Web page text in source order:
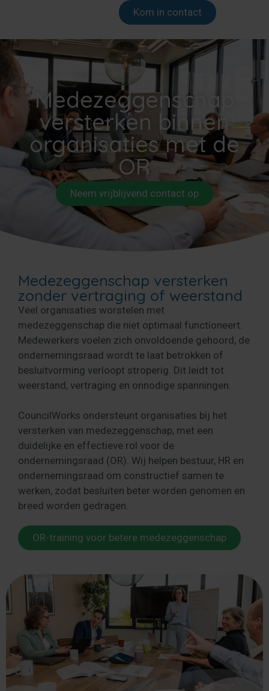
Kom in contact
Medezeggenschap
versterken binnen
organisaties met de
OR
Neem vrijblijvend contact op
Medezeggenschap versterken
zonder vertraging of weerstand
Veel organisaties worstelen met
medezeggenschap die niet optimaal functioneert.
Medewerkers voelen zich onvoldoende gehoord, de
ondernemingsraad wordt te laat betrokken of
besluitvorming verloopt stroperig. Dit leidt tot
weerstand, vertraging en onnodige spanningen.
CouncilWorks ondersteunt organisaties bij het
versterken van medezeggenschap, met een
duidelijke en effectieve rol voor de
ondernemingsraad (OR). Wij helpen bestuur, HR en
ondernemingsraad om constructief samen te
werken, zodat besluiten beter worden genomen en
breed worden gedragen.
OR-training voor betere medezeggenschap